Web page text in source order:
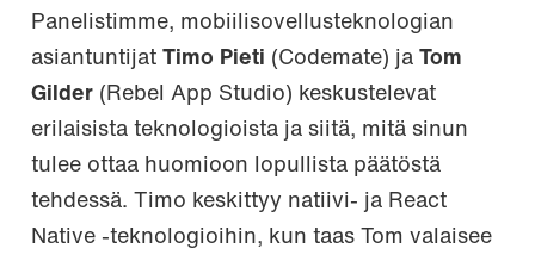
Panelistimme, mobiilisovellusteknologian
asiantuntijat Timo Pieti (Codemate) ja Tom
Gilder (Rebel App Studio) keskustelevat
erilaisista teknologioista ja siitä, mitä sinun
tulee ottaa huomioon lopullista päätöstä
tehdessä. Timo keskittyy natiivi- ja React
Native -teknologioihin, kun taas Tom valaisee